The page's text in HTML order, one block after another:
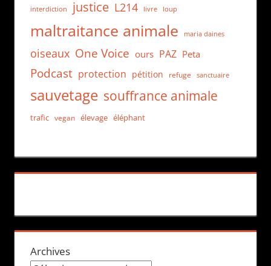
interdiction justice L214 livre loup
maltraitance animale maria daines
oiseaux One Voice ours PAZ Peta
Podcast protection pétition refuge sanctuaire
sauvetage souffrance animale
trafic vegan élevage éléphant
Archives